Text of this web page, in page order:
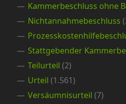
Kammerbeschluss ohne
Nichtannahmebeschluss
Stattgebender
Teilurteil (2)
Urteil (1.561)
Versäumnisurteil (7)